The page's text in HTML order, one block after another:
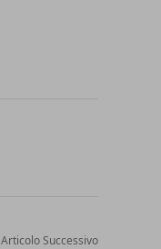
Articolo Successivo